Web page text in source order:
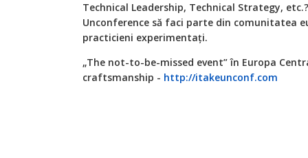
Technical Leadership, Technical Strategy,
Unconference să faci parte din comunitatea
practicieni experimentați.
„The not-to-be-missed event” în Europa
craftsmanship - http://itakeunconf.com